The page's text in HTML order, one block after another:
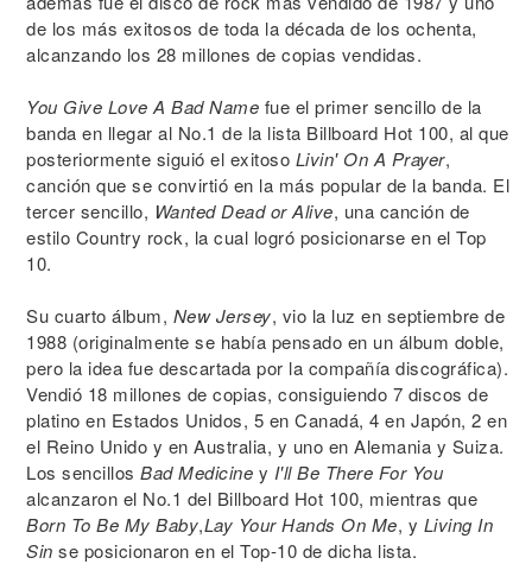
de los más exitosos de toda la década de los ochenta,
alcanzando los 28 millones de copias vendidas.
You Give Love A Bad Name fue el primer sencillo de la
banda en llegar al No.1 de la lista Billboard Hot 100, al que
posteriormente siguió el exitoso Livin' On A Prayer,
canción que se convirtió en la más popular de la banda. El
tercer sencillo, Wanted Dead or Alive, una canción de
estilo Country rock, la cual logró posicionarse en el Top
10.
Su cuarto álbum, New Jersey, vio la luz en septiembre de
1988 (originalmente se había pensado en un álbum doble,
pero la idea fue descartada por la compañía discográfica).
Vendió 18 millones de copias, consiguiendo 7 discos de
platino en Estados Unidos, 5 en Canadá, 4 en Japón, 2 en
el Reino Unido y en Australia, y uno en Alemania y Suiza.
Los sencillos Bad Medicine y I'll Be There For You
alcanzaron el No.1 del Billboard Hot 100, mientras que
Born To Be My Baby,Lay Your Hands On Me, y Living In
Sin se posicionaron en el Top-10 de dicha lista.